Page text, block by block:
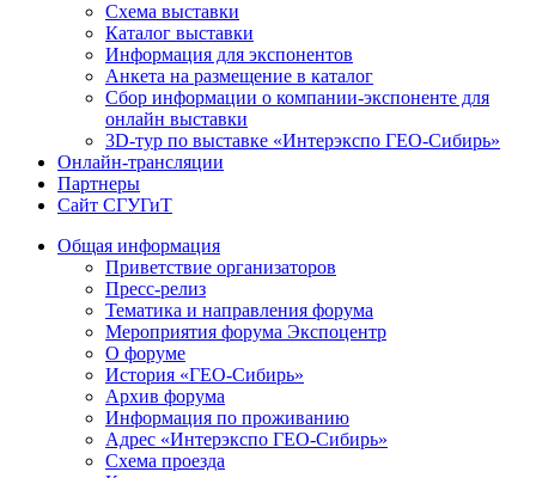
Схема выставки
Каталог выставки
Информация для экспонентов
Анкета на размещение в каталог
Сбор информации о компании-экспоненте для
онлайн выставки
3D-тур по выставке «Интерэкспо ГЕО-Сибирь»
Онлайн-трансляции
Партнеры
Сайт СГУГиТ
Общая информация
Приветствие организаторов
Пресс-релиз
Тематика и направления форума
Мероприятия форума Экспоцентр
О форуме
История «ГЕО-Сибирь»
Архив форума
Информация по проживанию
Адрес «Интерэкспо ГЕО-Сибирь»
Схема проезда